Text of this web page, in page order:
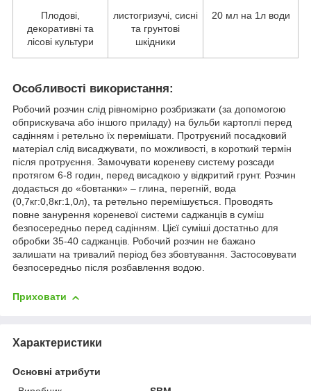
Плодові,
декоративні та
лісові культури
листогризучі, сисні
та грунтові
шкідники
20 мл на 1л води
Особливості використання:
Робочий розчин слід рівномірно розбризкати (за допомогою
обприскувача або іншого приладу) на бульби картоплі перед
садінням і ретельно їх перемішати. Протруєний посадковий
матеріал слід висаджувати, по можливості, в короткий термін
після протруєння. Замочувати кореневу систему розсади
протягом 6-8 годин, перед висадкою у відкритий грунт. Розчин
додається до «бовтанки» – глина, перегній, вода
(0,7кг:0,8кг:1,0л), та ретельно перемішується. Проводять
повне занурення кореневої системи саджанців в суміш
безпосередньо перед садінням. Цієї суміші достатньо для
обробки 35-40 саджанців. Робочий розчин не бажано
залишати на тривалий період без збовтування. Застосовувати
безпосередньо після розбавлення водою.
Приховати
Характеристики
Основні атрибути